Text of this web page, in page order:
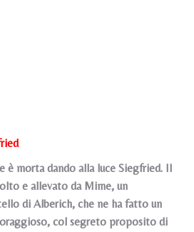
è morta dando alla luce Siegfried. Il
e allevato da Mime, un
di Alberich, che ne ha fatto un
col segreto proposito di